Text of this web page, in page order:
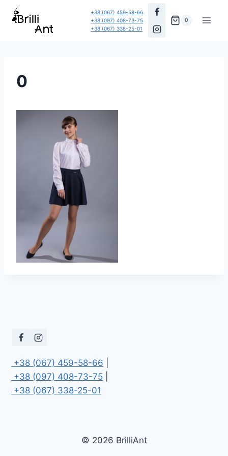
Перейти
+38 (067) 459-58-66
+38 (097) 408-73-75
+38 (067) 338-25-01
0
0
+38 (067) 459-58-66
+38 (097) 408-73-75
+38 (067) 338-25-01
© 2026 BrilliAnt